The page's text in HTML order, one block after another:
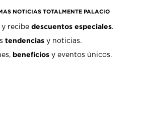
NOTICIAS TOTALMENTE PALACIO
y recibedescuentos especiales.
tendencias y noticias.
beneficios y eventos únicos.